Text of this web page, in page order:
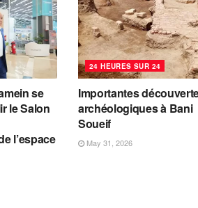
se
le Salon
l’espace
24 HEURES SUR 24
Importantes
archéologiques à Bani
Soueif
May 31, 2026